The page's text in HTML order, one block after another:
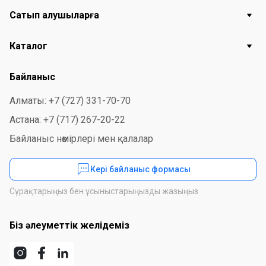
Сатып алушыларға
Каталог
Байланыс
Алматы: +7 (727) 331-70-70
Астана: +7 (717) 267-20-22
Байланыс нөмірлері мен қалалар
Кері байланыс формасы
Сұрақтарыңыз бен ұсыныстарыңызды жазыңыз
Біз әлеуметтік желідеміз